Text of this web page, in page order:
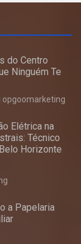
do Centro
Ninguém Te
Elétrica na
Técnico
Horizonte
a Papelaria